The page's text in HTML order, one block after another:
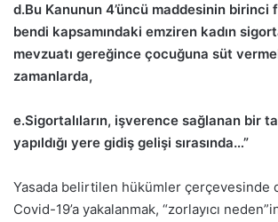
d.Bu Kanunun 4’üncü maddesinin birinci
bendi kapsamındaki emziren kadın
mevzuatı gereğince çocuğuna süt
zamanlarda,
e.Sigortalıların, işverence sağlanan bir
yapıldığı yere gidiş gelişi sırasında…”
Yasada belirtilen hükümler çerçevesinde
Covid-19’a yakalanmak, “zorlayıcı